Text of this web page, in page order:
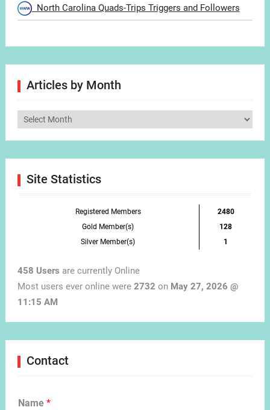
North Carolina Quads-Trips Triggers and Followers
Articles by Month
Articles
Site Statistics
Registered Members
2480
Gold Member(s)
128
Silver Member(s)
1
458 Users are currently Online
Most users ever online were 2732 on May 27, 2026 @
11:15 AM
Contact
Name *